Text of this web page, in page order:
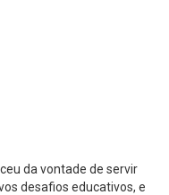
da vontade de servir
desafios educativos, e